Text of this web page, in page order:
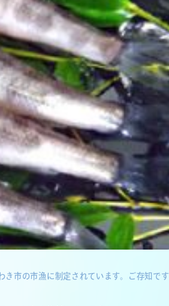
市の市漁に制定されています。ご存知です